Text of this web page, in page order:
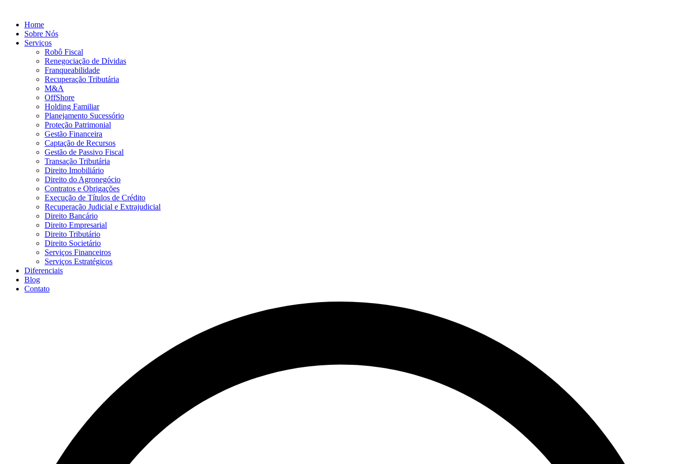
Home
Sobre Nós
Serviços
Robô Fiscal
Renegociação de Dívidas
Franqueabilidade
Recuperação Tributária
M&A
OffShore
Holding Familiar
Planejamento Sucessório
Proteção Patrimonial
Gestão Financeira
Captação de Recursos
Gestão de Passivo Fiscal
Transação Tributária
Direito Imobiliário
Direito do Agronegócio
Contratos e Obrigações
Execução de Títulos de Crédito
Recuperação Judicial e Extrajudicial
Direito Bancário
Direito Empresarial
Direito Tributário
Direito Societário
Serviços Financeiros
Serviços Estratégicos
Diferenciais
Blog
Contato